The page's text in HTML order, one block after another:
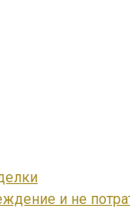
и не